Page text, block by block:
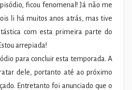
ficou fenomenal! Já não me
li há muitos anos atrás, mas tive
com esta primeira parte do
arrepiada!
para concluir esta temporada. A
dele, portanto até ao próximo
Entretanto foi anunciado que o